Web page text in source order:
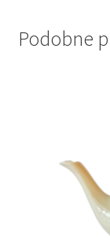
Podobne